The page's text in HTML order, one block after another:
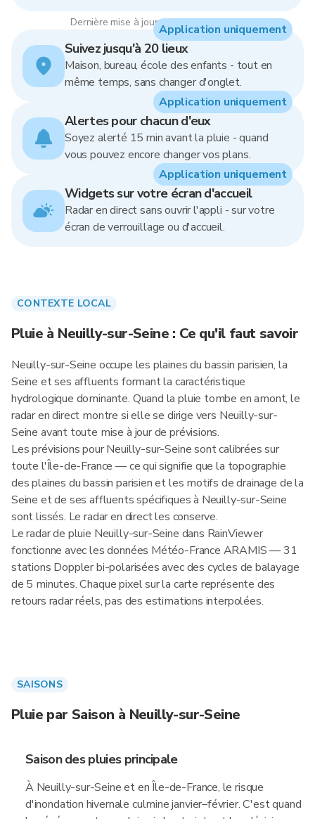
Dernière mise à jour : 05:00, 8 Aug 2026
Suivez jusqu'à 20 lieux
Maison, bureau, école des enfants - tout en
même temps, sans changer d'onglet.
Application uniquement
Alertes pour chacun d'eux
Soyez alerté 15 min avant la pluie - quand
vous pouvez encore changer vos plans.
Application uniquement
Widgets sur votre écran d'accueil
Radar en direct sans ouvrir l'appli - sur votre
écran de verrouillage ou d'accueil.
Application uniquement
CONTEXTE LOCAL
Pluie à Neuilly-sur-Seine : Ce qu'il faut savoir
Neuilly-sur-Seine occupe les plaines du bassin parisien, la
Seine et ses affluents formant la caractéristique
hydrologique dominante. Quand la pluie tombe en amont, le
radar en direct montre si elle se dirige vers Neuilly-sur-
Seine avant toute mise à jour de prévisions.
Les prévisions pour Neuilly-sur-Seine sont calibrées sur
toute l'Île-de-France — ce qui signifie que la topographie
des plaines du bassin parisien et les motifs de drainage de la
Seine et de ses affluents spécifiques à Neuilly-sur-Seine
sont lissés. Le radar en direct les conserve.
Le radar de pluie Neuilly-sur-Seine dans RainViewer
fonctionne avec les données Météo-France ARAMIS — 31
stations Doppler bi-polarisées avec des cycles de balayage
de 5 minutes. Chaque pixel sur la carte représente des
retours radar réels, pas des estimations interpolées.
SAISONS
Pluie par Saison à Neuilly-sur-Seine
Saison des pluies principale
À Neuilly-sur-Seine et en Île-de-France, le risque
d'inondation hivernale culmine janvier–février. C'est quand